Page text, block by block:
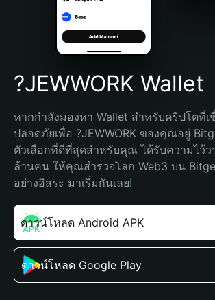
Português (Brasil)
Español (Argentina)
?JEWWORK Wallet
หากกำลังมองหา Wallet สำหรับคริปโตที่เ
ปลอดภัยเพื่อ ?JEWWORK ของคุณอยู่
ตัวเลือกที่ดีที่สุดสำหรับคุณ ได้รับความไว้ว
ล้านคน ให้คุณสำรวจโลก Web3 บน
อย่างอิสระ มาเริ่มกันเลย!
ดาวน์โหลด Android APK
ดาวน์โหลด Google Play